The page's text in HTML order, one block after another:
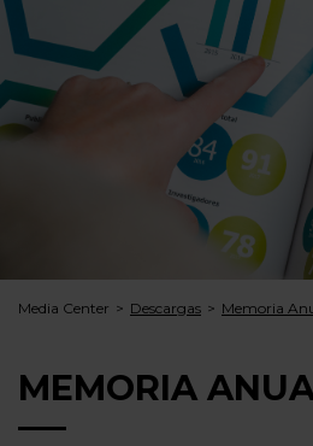
Media Center Descargas Memoria
MEMORIA